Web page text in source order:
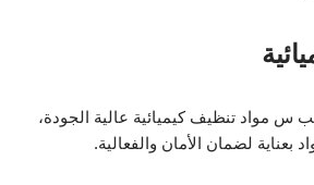
س مواد تنظيف كيميائية عالية الجودة،
بعناية لضمان الأمان والفعالية.